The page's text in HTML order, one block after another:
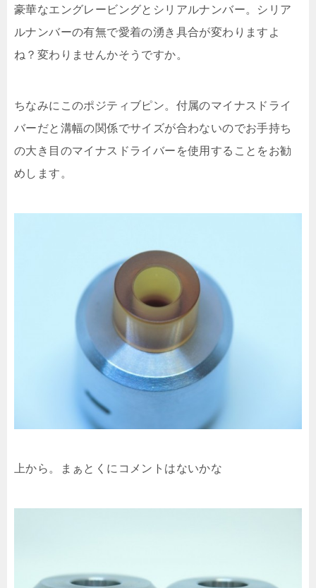
豪華なエングレービングとシリアルナンバー。シリア
ルナンバーの有無で愛着の湧き具合が変わりますよ
ね？変わりませんかそうですか。
ちなみにこのポジティブピン。付属のマイナスドライ
バーだと溝幅の関係でサイズが合わないのでお手持ち
の大き目のマイナスドライバーを使用することをお勧
めします。
上から。まぁとくにコメントはないかな